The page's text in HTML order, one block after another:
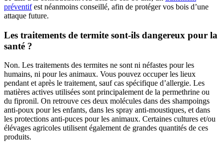
préventifest néanmoins conseillé, afin de protéger vos bois d’une
attaque future.
Les traitements de termite sont-ils dangereux pour la
santé ?
Non. Les traitements des termites ne sont ni néfastes pour les
humains, ni pour les animaux. Vous pouvez occuper les lieux
pendant et après le traitement, sauf cas spécifique d’allergie. Les
matières actives utilisées sont principalement de la permethrine ou
du fipronil. On retrouve ces deux molécules dans des shampoings
anti-poux pour les enfants, dans les spray anti-moustiques, et dans
les protections anti-puces pour les animaux. Certaines cultures et/ou
élévages agricoles utilisent également de grandes quantités de ces
produits.